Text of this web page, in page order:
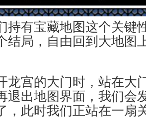
持有宝藏地图这个关键
结局，自由回到大地图
龙宫的大门时，站在大
退出地图界面，我们会
，此时我们正站在一扇